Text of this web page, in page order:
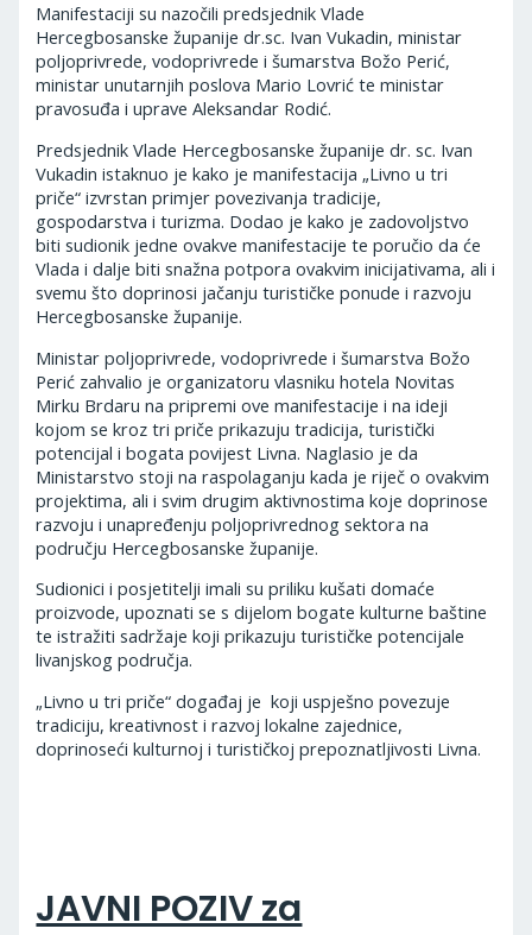
Manifestaciji su nazočili predsjednik Vlade
Hercegbosanske županije dr.sc. Ivan Vukadin, ministar
poljoprivrede, vodoprivrede i šumarstva Božo Perić,
ministar unutarnjih poslova Mario Lovrić te ministar
pravosuđa i uprave Aleksandar Rodić.
Predsjednik Vlade Hercegbosanske županije dr. sc. Ivan
Vukadin istaknuo je kako je manifestacija „Livno u tri
priče“ izvrstan primjer povezivanja tradicije,
gospodarstva i turizma. Dodao je kako je zadovoljstvo
biti sudionik jedne ovakve manifestacije te poručio da će
Vlada i dalje biti snažna potpora ovakvim inicijativama, ali i
svemu što doprinosi jačanju turističke ponude i razvoju
Hercegbosanske županije.
Ministar poljoprivrede, vodoprivrede i šumarstva Božo
Perić zahvalio je organizatoru vlasniku hotela Novitas
Mirku Brdaru na pripremi ove manifestacije i na ideji
kojom se kroz tri priče prikazuju tradicija, turistički
potencijal i bogata povijest Livna. Naglasio je da
Ministarstvo stoji na raspolaganju kada je riječ o ovakvim
projektima, ali i svim drugim aktivnostima koje doprinose
razvoju i unapređenju poljoprivrednog sektora na
području Hercegbosanske županije.
Sudionici i posjetitelji imali su priliku kušati domaće
proizvode, upoznati se s dijelom bogate kulturne baštine
te istražiti sadržaje koji prikazuju turističke potencijale
livanjskog područja.
„Livno u tri priče“ događaj je koji uspješno povezuje
tradiciju, kreativnost i razvoj lokalne zajednice,
doprinoseći kulturnoj i turističkoj prepoznatljivosti Livna.
JAVNI POZIV za